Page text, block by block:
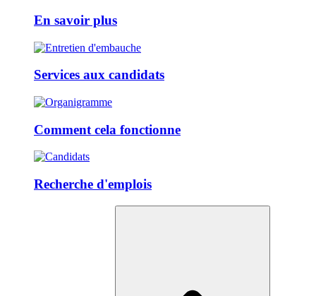
En savoir plus
Services aux candidats
Comment cela fonctionne
Recherche d'emplois